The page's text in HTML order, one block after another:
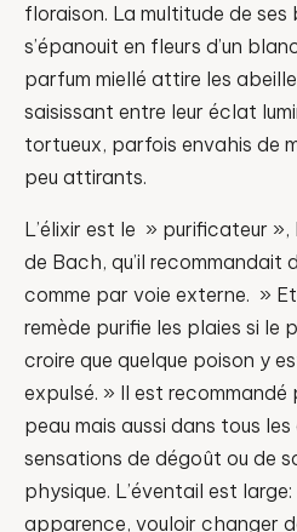
floraison. La multitude de ses
s’épanouit en fleurs d’un
parfum miellé attire les
saisissant entre leur éclat
tortueux, parfois envahis de
peu attirants.
L’élixir est le » purificateur »,
de Bach, qu’il recommandait
comme par voie externe. »
remède purifie les plaies si le
croire que quelque poison y
expulsé. » Il est recommandé
peau mais aussi dans tous
sensations de dégoût ou de
physique. L’éventail est
apparence, vouloir changer